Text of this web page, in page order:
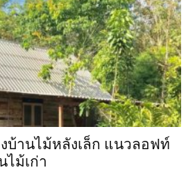
บ้านไม้หลังเล็ก แนวลอฟท์
ไม้เก่า